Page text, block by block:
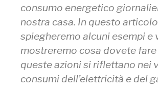
consumo energetico
nostra casa. In questo
spiegheremo alcuni esempi e
mostreremo cosa dovete
queste azioni si riflettano nei
consumi dell’elettricità e del